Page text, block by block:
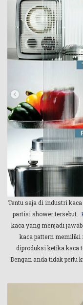
Tentu saja di industri
partisi shower tersebut.
kaca yang menjadi
kaca pattern memiliki
diproduksi ketika kaca
Dengan anda tidak perlu